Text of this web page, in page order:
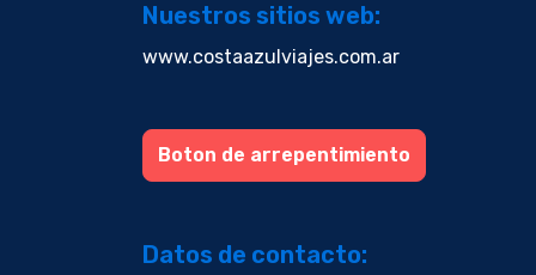
Nuestros sitios web:
www.costaazulviajes.com.ar
Boton de arrepentimiento
Datos de contacto: